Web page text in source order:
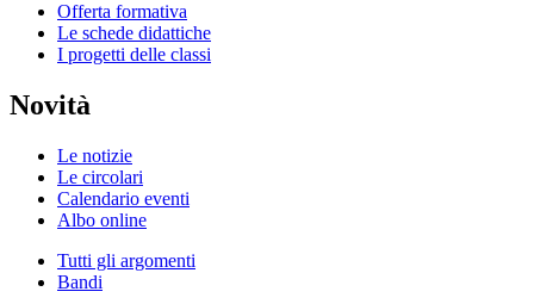
Offerta formativa
Le schede didattiche
I progetti delle classi
Novità
Le notizie
Le circolari
Calendario eventi
Albo online
Tutti gli argomenti
Bandi